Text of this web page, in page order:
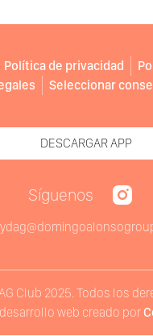
Política de privacidad
Seleccionar
DESCARGAR APP
Síguenos
Club 2025. Todos los
web creado por